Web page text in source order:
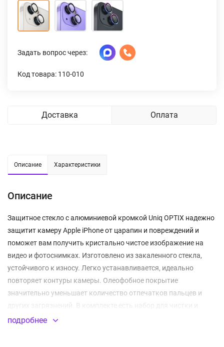
Задать вопрос через:
Код товара: 110-010
Доставка Оплата
Описание Характеристики
Описание
Защитное стекло с алюминиевой кромкой Uniq OPTIX надежно
защитит камеру Apple iPhone от царапин и повреждений и
поможет вам получить кристально чистое изображение на
видео и фотоснимках. Изготовлено из закаленного стекла,
устойчивого к износу. Легко устанавливается, идеально
повторяет контуры камеры. Олеофобное покрытие
значительно уменьшает количество отпечатков пальцев и
других загрязнений. В комплекте есть набор для чистки и
аппликатор для легкого удаления пузырьков при установке.
подробнее